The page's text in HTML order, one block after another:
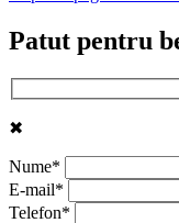
Patut pentru
✖
Nume*
E-mail*
Telefon*